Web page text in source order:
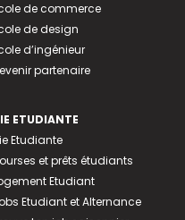
de commerce
de design
d’ingénieur
partenaire
ETUDIANTE
Etudiante
et prêts étudiants
Etudiant
Etudiant et Alternance